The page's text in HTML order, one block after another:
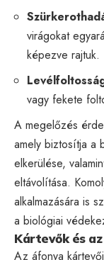
virágokat
képezve rajtuk.
vagy fekete
A megelőzés
amely biztosítja a
elkerülése,
eltávolítása.
alkalmazására is
a biológiai
Kártevők és
Az áfonya